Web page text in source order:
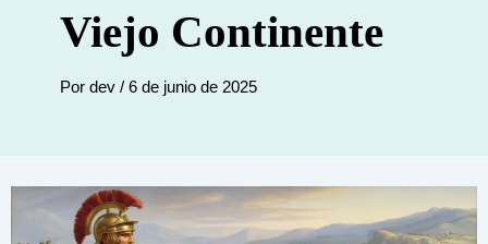
Viejo Continente
Por dev / 6 de junio de 2025